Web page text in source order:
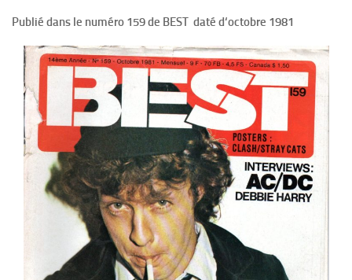
Publié dans le numéro 159 de BEST daté d‘octobre 1981